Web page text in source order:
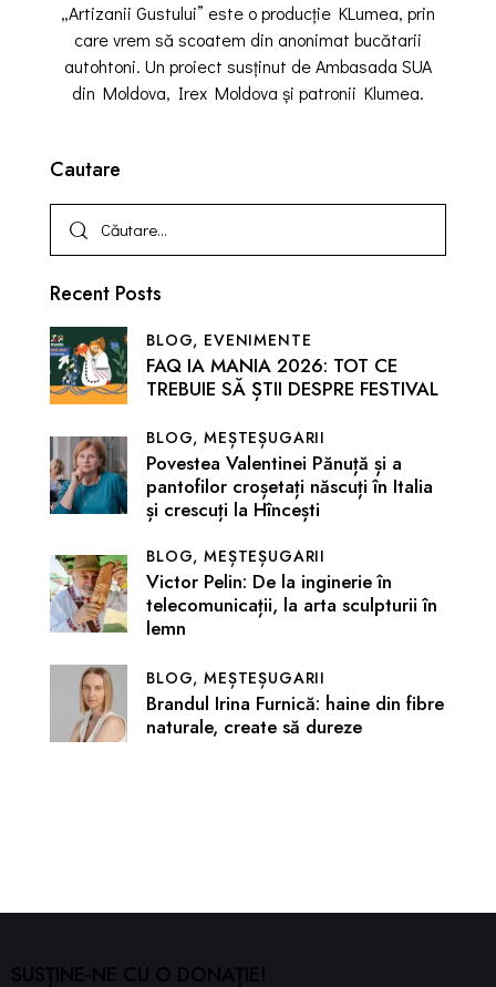
„Artizanii Gustului” este o producție KLumea, prin
care vrem să scoatem din anonimat bucătarii
autohtoni. Un proiect susținut de Ambasada SUA
din Moldova, Irex Moldova și patronii Klumea.
Cautare
Recent Posts
BLOG, EVENIMENTE
FAQ IA MANIA 2026: TOT CE
TREBUIE SĂ ȘTII DESPRE FESTIVAL
BLOG,MEȘTEȘUGARII
Povestea Valentinei Pănuță și a
pantofilor croșetați născuți în Italia
și crescuți la Hîncești
BLOG,MEȘTEȘUGARII
Victor Pelin: De la inginerie în
telecomunicații, la arta sculpturii în
lemn
BLOG,MEȘTEȘUGARII
Brandul Irina Furnică: haine din fibre
naturale, create să dureze
SUSȚINE-NE CU O DONAȚIE!